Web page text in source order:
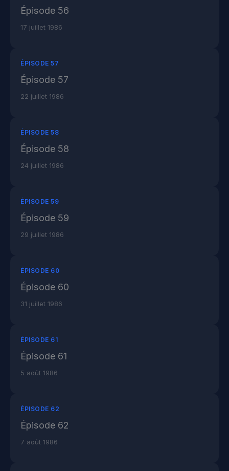
Épisode 56
17 juillet 1986
ÉPISODE 57
Épisode 57
22 juillet 1986
ÉPISODE 58
Épisode 58
24 juillet 1986
ÉPISODE 59
Épisode 59
29 juillet 1986
ÉPISODE 60
Épisode 60
31 juillet 1986
ÉPISODE 61
Épisode 61
5 août 1986
ÉPISODE 62
Épisode 62
7 août 1986